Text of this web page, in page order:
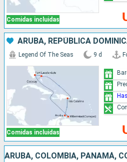
Comidas incluidas
Comidas incluidas
Legend Of The Seas 9 d